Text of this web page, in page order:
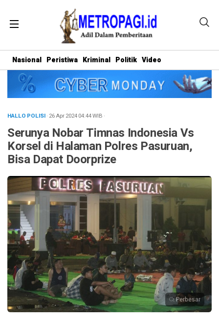
Nasional Peristiwa Kriminal Politik Video
HALLO POLISI· 26 Apr 202404:44WIB ·
Serunya Nobar Timnas Indonesia Vs
Korsel di Halaman Polres Pasuruan,
Bisa Dapat Doorprize
Perbesar